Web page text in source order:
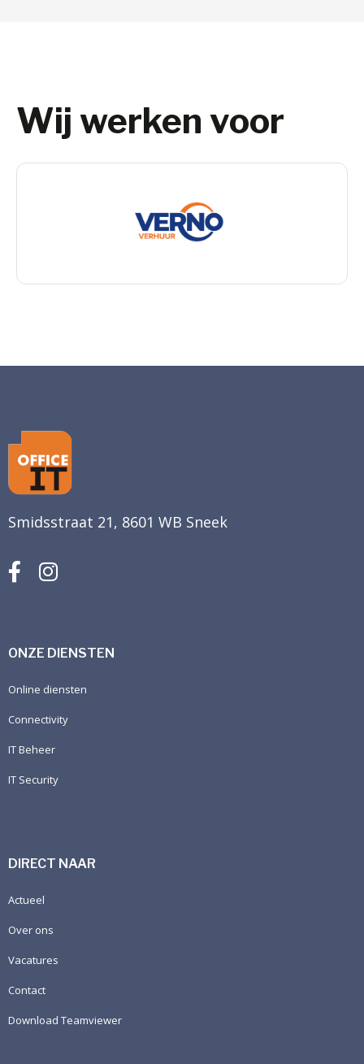
Wij werken voor
Smidsstraat 21, 8601 WB Sneek
ONZE DIENSTEN
Online diensten
Connectivity
IT Beheer
IT Security
DIRECT NAAR
Actueel
Over ons
Vacatures
Contact
Download Teamviewer